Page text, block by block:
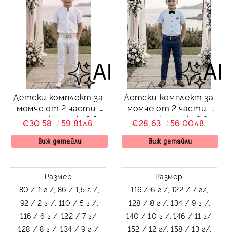
Детски комплект за
момче от 2 части-
риза с къс ръкав в
бяло без яка и
панталон в бяло
€30.58 59.81лв.
Виж детайли
Размер
80 / 1 г /, 86 / 1,5 г /,
92 / 2 г /, 110 / 5 г /,
116 / 6 г /, 122 / 7 г/,
128 / 8 г /, 134 / 9 г /,
Детски комплект за
момче от 2 части-
риза с къс ръкав в
светлосиньо с
папийонка и панталон
€28.63 56.00лв.
Виж детайли
Размер
116 / 6 г /, 122 / 7 г/,
128 / 8 г /, 134 / 9 г /,
140 / 10 г /, 146 / 11 г/,
152 / 12 г/, 158 / 13 г/,